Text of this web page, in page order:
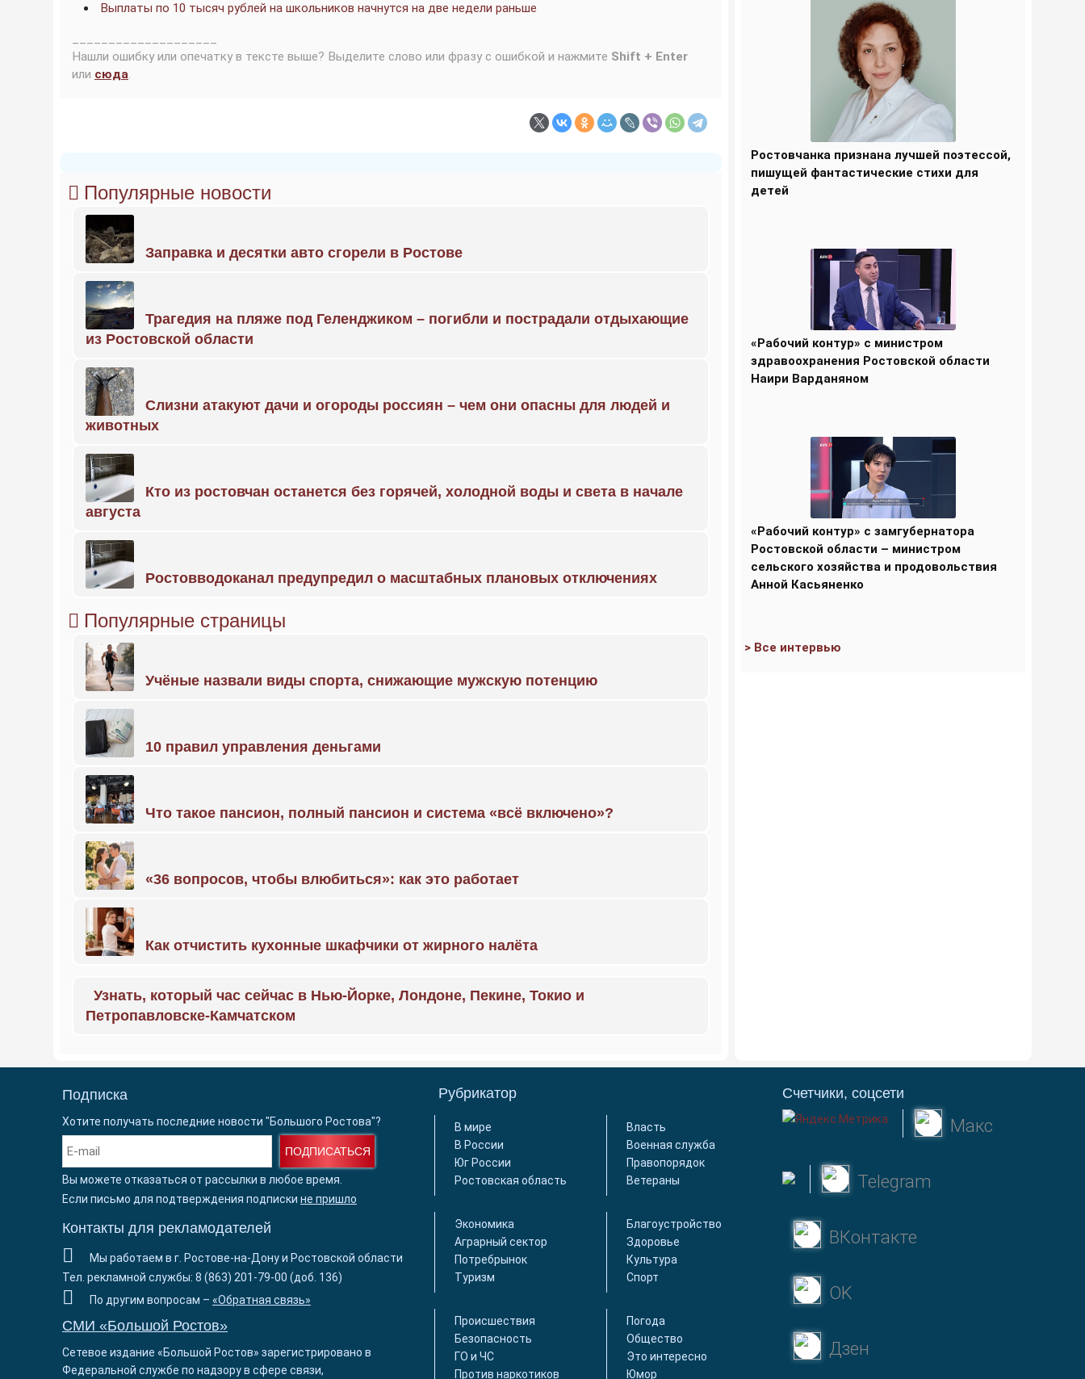
Выплаты по 10 тысяч рублей на школьников начнутся на две недели раньше
Нашли ошибку или опечатку в тексте выше? Выделите слово или фразу с ошибкой и нажмите Shift + Enter
или сюда.
Популярные новости
Заправка и десятки авто сгорели в Ростове
Трагедия на пляже под Геленджиком – погибли и пострадали отдыхающие
из Ростовской области
Слизни атакуют дачи и огороды россиян – чем они опасны для людей и
животных
Кто из ростовчан останется без горячей, холодной воды и света в начале
августа
Ростовводоканал предупредил о масштабных плановых отключениях
Популярные страницы
Учёные назвали виды спорта, снижающие мужскую потенцию
10 правил управления деньгами
Что такое пансион, полный пансион и система «всё включено»?
«36 вопросов, чтобы влюбиться»: как это работает
Как отчистить кухонные шкафчики от жирного налёта
Узнать, который час сейчас в Нью-Йорке, Лондоне, Пекине, Токио и
Петропавловске-Камчатском
Ростовчанка признана лучшей поэтессой,
пишущей фантастические стихи для
детей
«Рабочий контур» с министром
здравоохранения Ростовской области
Наири Варданяном
«Рабочий контур» с замгубернатора
Ростовской области – министром
сельского хозяйства и продовольствия
Анной Касьяненко
> Все интервью
Подписка
Хотите получать последние новости "Большого Ростова"?
ПОДПИСАТЬСЯ
Вы можете отказаться от рассылки в любое время.
Если письмо для подтверждения подписки не пришло
Контакты для рекламодателей
Мы работаем в г. Ростове-на-Дону и Ростовской области
Тел. рекламной службы: 8 (863) 201-79-00 (доб. 136)
По другим вопросам – «Обратная связь»
СМИ «Большой Ростов»
Сетевое издание «Большой Ростов» зарегистрировано в
Федеральной службе по надзору в сфере связи,
Рубрикатор
В мире
В России
Юг России
Ростовская область
Власть
Военная служба
Правопорядок
Ветераны
Экономика
Аграрный сектор
Потребрынок
Туризм
Благоустройство
Здоровье
Культура
Спорт
Происшествия
Безопасность
ГО и ЧС
Против наркотиков
Погода
Общество
Это интересно
Юмор
Счетчики, соцсети
Макс
Telegram
ВКонтакте
OK
Дзен